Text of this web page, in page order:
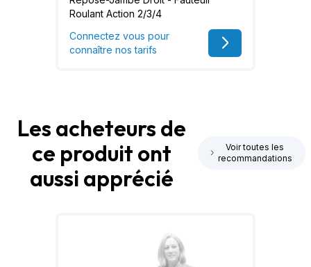
Roulant Action 2/3/4
Connectez vous pour
connaître nos tarifs
Les acheteurs de
ce produit ont
aussi apprécié
Voir toutes les
recommandations